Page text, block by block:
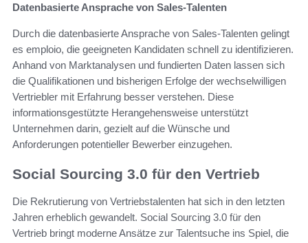
Datenbasierte Ansprache von Sales-Talenten
Durch die datenbasierte Ansprache von Sales-Talenten gelingt
es emploio, die geeigneten Kandidaten schnell zu identifizieren.
Anhand von Marktanalysen und fundierten Daten lassen sich
die Qualifikationen und bisherigen Erfolge der wechselwilligen
Vertriebler mit Erfahrung besser verstehen. Diese
informationsgestützte Herangehensweise unterstützt
Unternehmen darin, gezielt auf die Wünsche und
Anforderungen potentieller Bewerber einzugehen.
Social Sourcing 3.0 für den Vertrieb
Die Rekrutierung von Vertriebstalenten hat sich in den letzten
Jahren erheblich gewandelt. Social Sourcing 3.0 für den
Vertrieb bringt moderne Ansätze zur Talentsuche ins Spiel, die